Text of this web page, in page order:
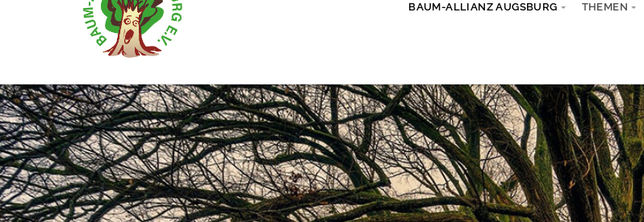
BAUM-ALLIANZ AUGSBURG THEMEN